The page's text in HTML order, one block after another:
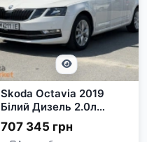
Skoda Octavia 2019
Білий Дизель 2.0л
Автомат
707 345 грн